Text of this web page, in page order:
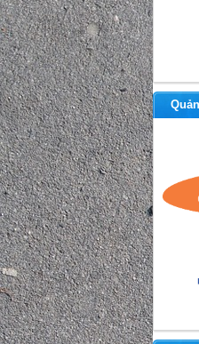
GRATING
Mua hàng